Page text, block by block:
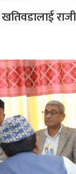
खतिवडालाई